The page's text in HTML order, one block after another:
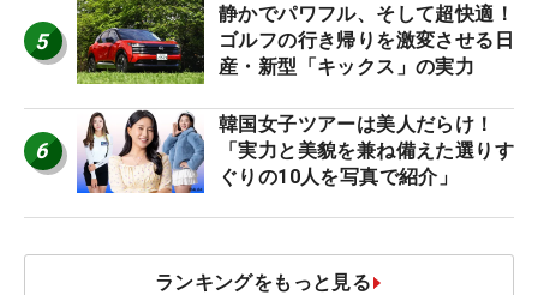
5
静かでパワフル、そして超快適！
ゴルフの行き帰りを激変させる日
産・新型「キックス」の実力
6
韓国女子ツアーは美人だらけ！
「実力と美貌を兼ね備えた選りす
ぐりの10人を写真で紹介」
ランキングをもっと見る